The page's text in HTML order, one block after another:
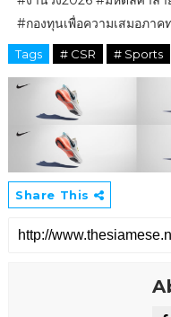
#กองทุนเพื่อความเสมอภาค
Tags # CSR # Sports
Share This